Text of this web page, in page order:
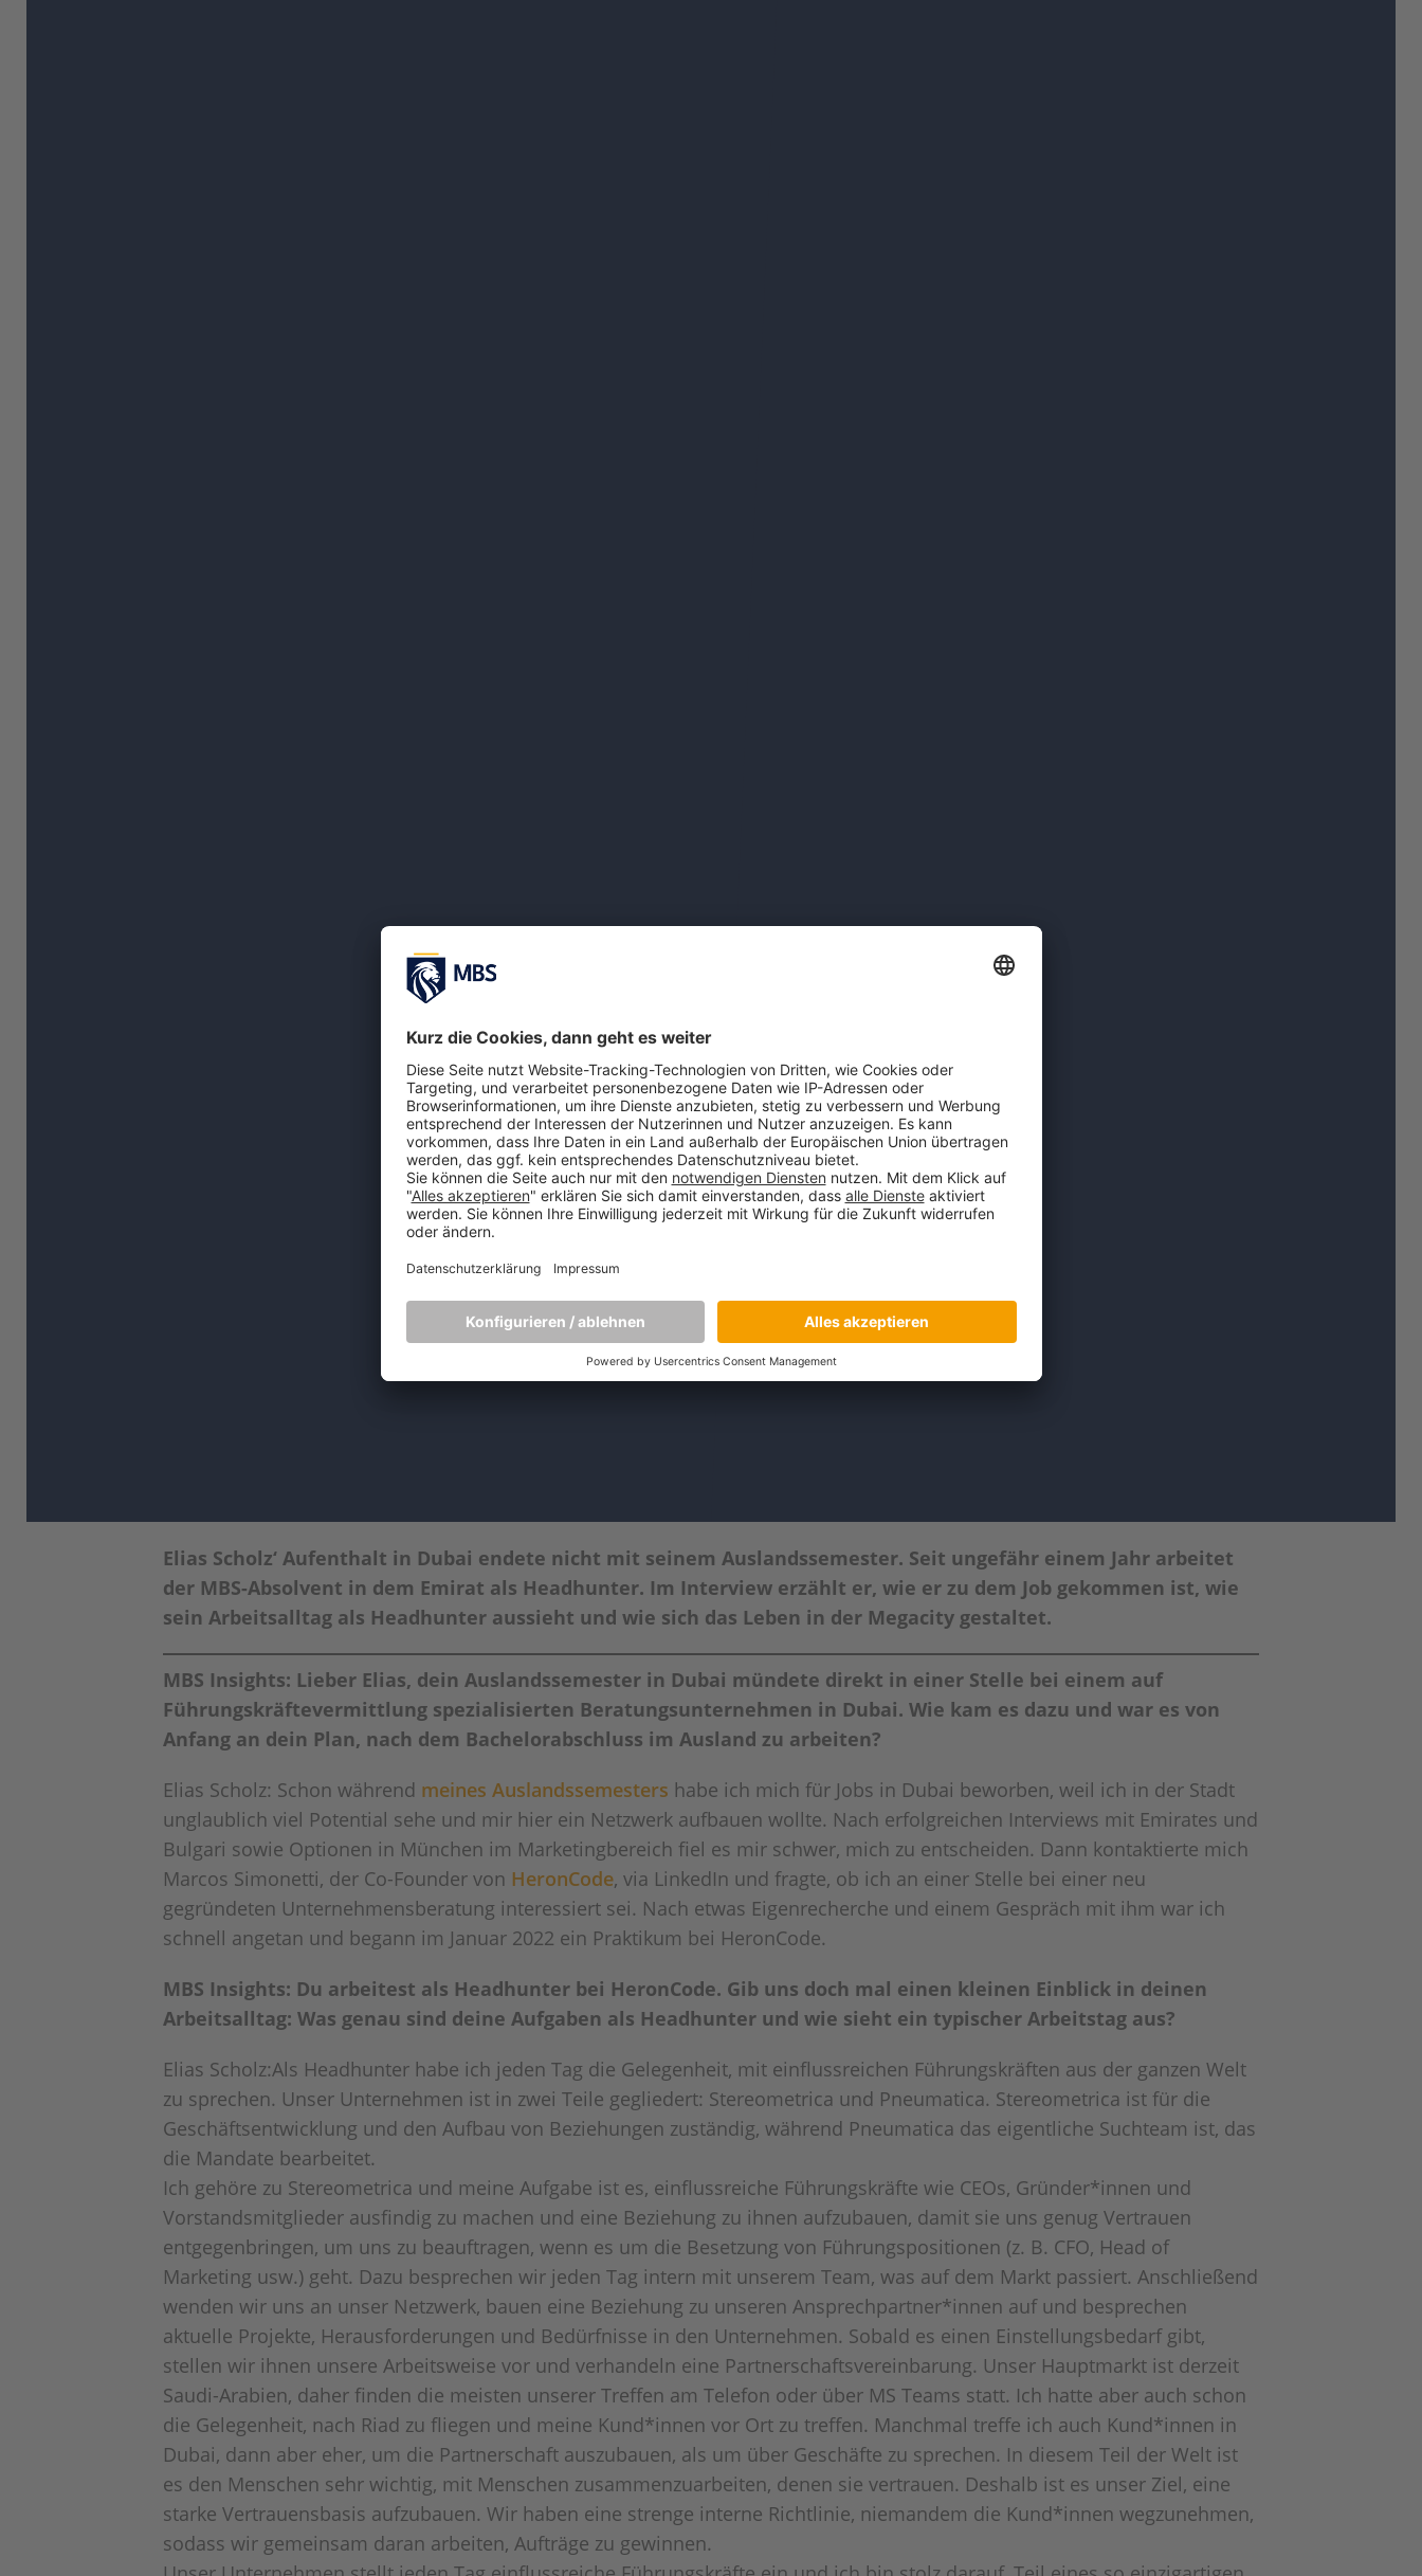
Elias Scholz‘ Aufenthalt in Dubai endete nicht mit seinem Auslandssemester. Seit ungefähr einem Jahr arbeitet
der MBS-Absolvent in dem Emirat als Headhunter. Im Interview erzählt er, wie er zu dem Job gekommen ist, wie
sein Arbeitsalltag als Headhunter aussieht und wie sich das Leben in der Megacity gestaltet.
MBS Insights: Lieber Elias, dein Auslandssemester in Dubai mündete direkt in einer Stelle bei einem auf
Führungskräftevermittlung spezialisierten Beratungsunternehmen in Dubai. Wie kam es dazu und war es von
Anfang an dein Plan, nach dem Bachelorabschluss im Ausland zu arbeiten?
Elias Scholz: Schon während meines Auslandssemesters habe ich mich für Jobs in Dubai beworben, weil ich in der Stadt
unglaublich viel Potential sehe und mir hier ein Netzwerk aufbauen wollte. Nach erfolgreichen Interviews mit Emirates und
Bulgari sowie Optionen in München im Marketingbereich fiel es mir schwer, mich zu entscheiden. Dann kontaktierte mich
Marcos Simonetti, der Co-Founder von HeronCode, via LinkedIn und fragte, ob ich an einer Stelle bei einer neu
gegründeten Unternehmensberatung interessiert sei. Nach etwas Eigenrecherche und einem Gespräch mit ihm war ich
schnell angetan und begann im Januar 2022 ein Praktikum bei HeronCode.
MBS Insights: Du arbeitest als Headhunter bei HeronCode. Gib uns doch mal einen kleinen Einblick in deinen
Arbeitsalltag: Was genau sind deine Aufgaben als Headhunter und wie sieht ein typischer Arbeitstag aus?
Elias Scholz:Als Headhunter habe ich jeden Tag die Gelegenheit, mit einflussreichen Führungskräften aus der ganzen Welt
zu sprechen. Unser Unternehmen ist in zwei Teile gegliedert: Stereometrica und Pneumatica. Stereometrica ist für die
Geschäftsentwicklung und den Aufbau von Beziehungen zuständig, während Pneumatica das eigentliche Suchteam ist, das
die Mandate bearbeitet.
Ich gehöre zu Stereometrica und meine Aufgabe ist es, einflussreiche Führungskräfte wie CEOs, Gründer*innen und
Vorstandsmitglieder ausfindig zu machen und eine Beziehung zu ihnen aufzubauen, damit sie uns genug Vertrauen
entgegenbringen, um uns zu beauftragen, wenn es um die Besetzung von Führungspositionen (z. B. CFO, Head of
Marketing usw.) geht. Dazu besprechen wir jeden Tag intern mit unserem Team, was auf dem Markt passiert. Anschließend
wenden wir uns an unser Netzwerk, bauen eine Beziehung zu unseren Ansprechpartner*innen auf und besprechen
aktuelle Projekte, Herausforderungen und Bedürfnisse in den Unternehmen. Sobald es einen Einstellungsbedarf gibt,
stellen wir ihnen unsere Arbeitsweise vor und verhandeln eine Partnerschaftsvereinbarung. Unser Hauptmarkt ist derzeit
Saudi-Arabien, daher finden die meisten unserer Treffen am Telefon oder über MS Teams statt. Ich hatte aber auch schon
die Gelegenheit, nach Riad zu fliegen und meine Kund*innen vor Ort zu treffen. Manchmal treffe ich auch Kund*innen in
Dubai, dann aber eher, um die Partnerschaft auszubauen, als um über Geschäfte zu sprechen. In diesem Teil der Welt ist
es den Menschen sehr wichtig, mit Menschen zusammenzuarbeiten, denen sie vertrauen. Deshalb ist es unser Ziel, eine
starke Vertrauensbasis aufzubauen. Wir haben eine strenge interne Richtlinie, niemandem die Kund*innen wegzunehmen,
sodass wir gemeinsam daran arbeiten, Aufträge zu gewinnen.